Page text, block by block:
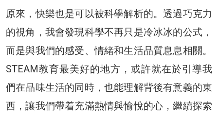
原來，快樂也是可以被科學解析的。透過巧克力
的視角，我會發現科學不再只是冷冰冰的公式，
而是與我們的感受、情緒和生活品質息息相關。
STEAM教育最美好的地方，或許就在於引導我
們在品味生活的同時，也能理解背後有意義的東
西，讓我們帶着充滿熱情與愉悅的心，繼續探索